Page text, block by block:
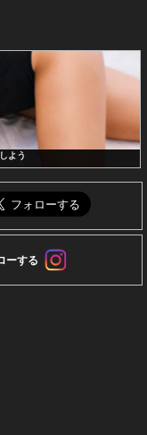
よう
ーする